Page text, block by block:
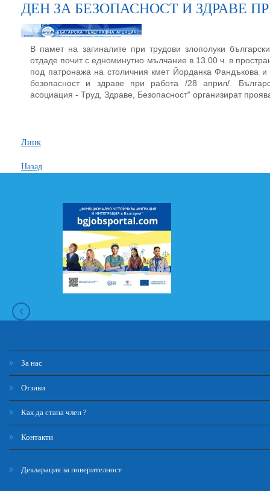
ДЕН ЗА БЕЗОПАСНОСТ И ЗДРАВЕ
В памет на загиналите при трудови злополуки
отдаде почит с едноминутно мълчание в 13.00 ч. в
под патронажа на столичния кмет Йорданка Фандъкова
безопасност и здраве при работа /28 април/.
асоциация - Труд, Здраве, Безопасност" организират
Линк
Назад
За нас
Отзиви
Как да стана член ?
Контакти
Декларация за поверителност